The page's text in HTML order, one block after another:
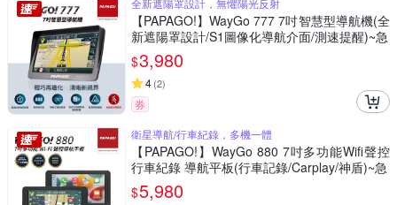
全新遮陽罩設計，無懼陽光反射
【PAPAGO!】WayGo 777 7吋智慧型導航機(全
新遮陽罩設計/S1圖像化導航介面/測速提醒)~急
$3,980
4(2)
券
衛星導航/行車紀錄，多機一體
【PAPAGO!】WayGo 880 7吋多功能Wifi聲控
行車紀錄 導航平板(行車記錄/Carplay/神盾)~急
$5,980